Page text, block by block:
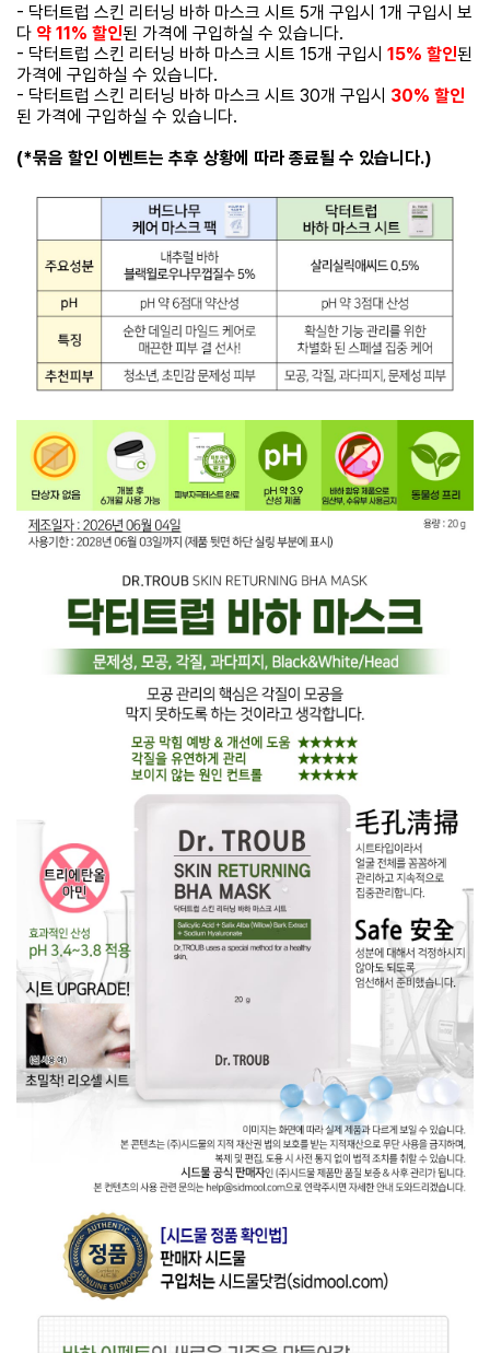
- 닥터트럽 스킨 리터닝 바하 마스크 시트 5개 구입시 1개 구입시 보
다 약 11% 할인된 가격에 구입하실 수 있습니다.
- 닥터트럽 스킨 리터닝 바하 마스크 시트 15개 구입시 15% 할인된
가격에 구입하실 수 있습니다.
- 닥터트럽 스킨 리터닝 바하 마스크 시트 30개 구입시 30% 할인
된 가격에 구입하실 수 있습니다.
(*묶음 할인 이벤트는 추후 상황에 따라 종료될 수 있습니다.)